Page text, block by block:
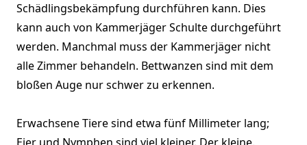
Schädlingsbekämpfung durchführen kann. Dies
kann auch von Kammerjäger Schulte durchgeführt
werden. Manchmal muss der Kammerjäger nicht
alle Zimmer behandeln. Bettwanzen sind mit dem
bloßen Auge nur schwer zu erkennen.
Erwachsene Tiere sind etwa fünf Millimeter lang;